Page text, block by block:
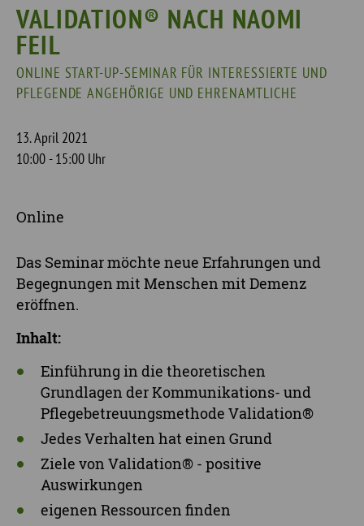
VALIDATION® NACH NAOMI
FEIL
ONLINE START-UP-SEMINAR FÜR INTERESSIERTE UND
PFLEGENDE ANGEHÖRIGE UND EHRENAMTLICHE
13. April 2021
10:00 - 15:00 Uhr
Online
Das Seminar möchte neue Erfahrungen und
Begegnungen mit Menschen mit Demenz
eröffnen.
Inhalt:
Einführung in die theoretischen
Grundlagen der Kommunikations- und
Pflegebetreuungsmethode Validation®
Jedes Verhalten hat einen Grund
Ziele von Validation® - positive
Auswirkungen
eigenen Ressourcen finden